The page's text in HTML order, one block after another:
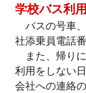
学校バス利
バスの号車
社添乗員電話
また、帰り
利用をしない
会社への連絡